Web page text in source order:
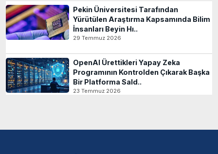
Pekin Üniversitesi Tarafından
Yürütülen Araştırma Kapsamında Bilim
İnsanları Beyin Hı..
29 Temmuz 2026
OpenAI Ürettikleri Yapay Zeka
Programının Kontrolden Çıkarak Başka
Bir Platforma Sald..
23 Temmuz 2026